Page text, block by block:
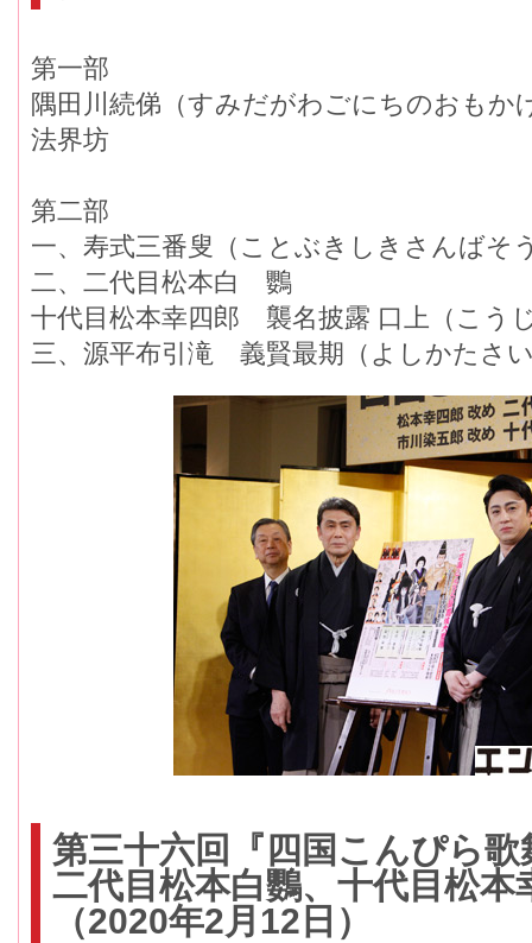
第一部
隅田川続俤（すみだがわごにちのおもか
法界坊
第二部
一、寿式三番叟（ことぶきしきさんばそ
二、二代目松本白 鸚
十代目松本幸四郎 襲名披露 口上（こう
三、源平布引滝 義賢最期（よしかたさ
第三十六回『四国こんぴら歌
二代目松本白鸚、十代目松本
（2020年2月12日）